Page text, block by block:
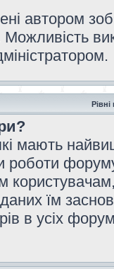
автором
Можливість
Рівні
мають
роботи
їм
в усіх